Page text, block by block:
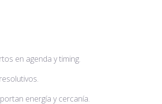
agenda y timing.
energía y cercanía.